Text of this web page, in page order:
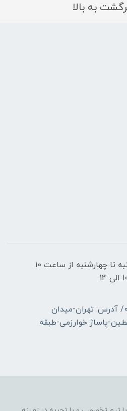
به بالا
ساعات کاری فروشگاه _ شنبه تا چهارشنبه از ساعت 10
02166454771-۰۹۰۳۹۲۴۲۲۱۱/ آدرس: تهران-میدان
پاساژ خوارزمی-طبقه